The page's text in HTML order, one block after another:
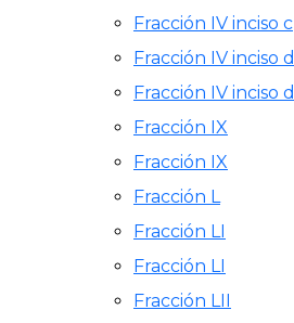
Fracción IV inciso c
Fracción IV inciso d
Fracción IV inciso d
Fracción IX
Fracción IX
Fracción L
Fracción LI
Fracción LI
Fracción LII